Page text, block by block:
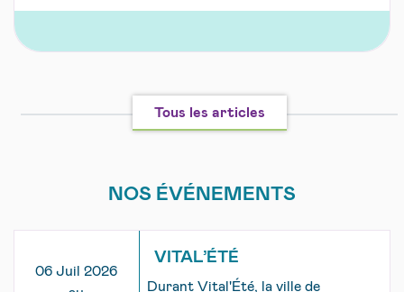
Tous les articles
NOS ÉVÉNEMENTS
06 Juil 2026
VITAL’ÉTÉ
Durant Vital'Été, la ville de